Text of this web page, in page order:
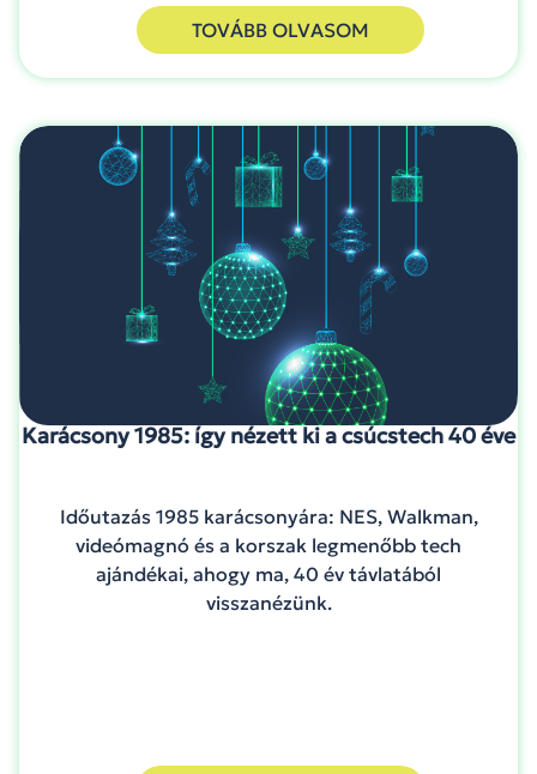
TOVÁBB OLVASOM
Karácsony 1985: így nézett ki a csúcstech 40 éve
Időutazás 1985 karácsonyára: NES, Walkman,
videómagnó és a korszak legmenőbb tech
ajándékai, ahogy ma, 40 év távlatából
visszanézünk.